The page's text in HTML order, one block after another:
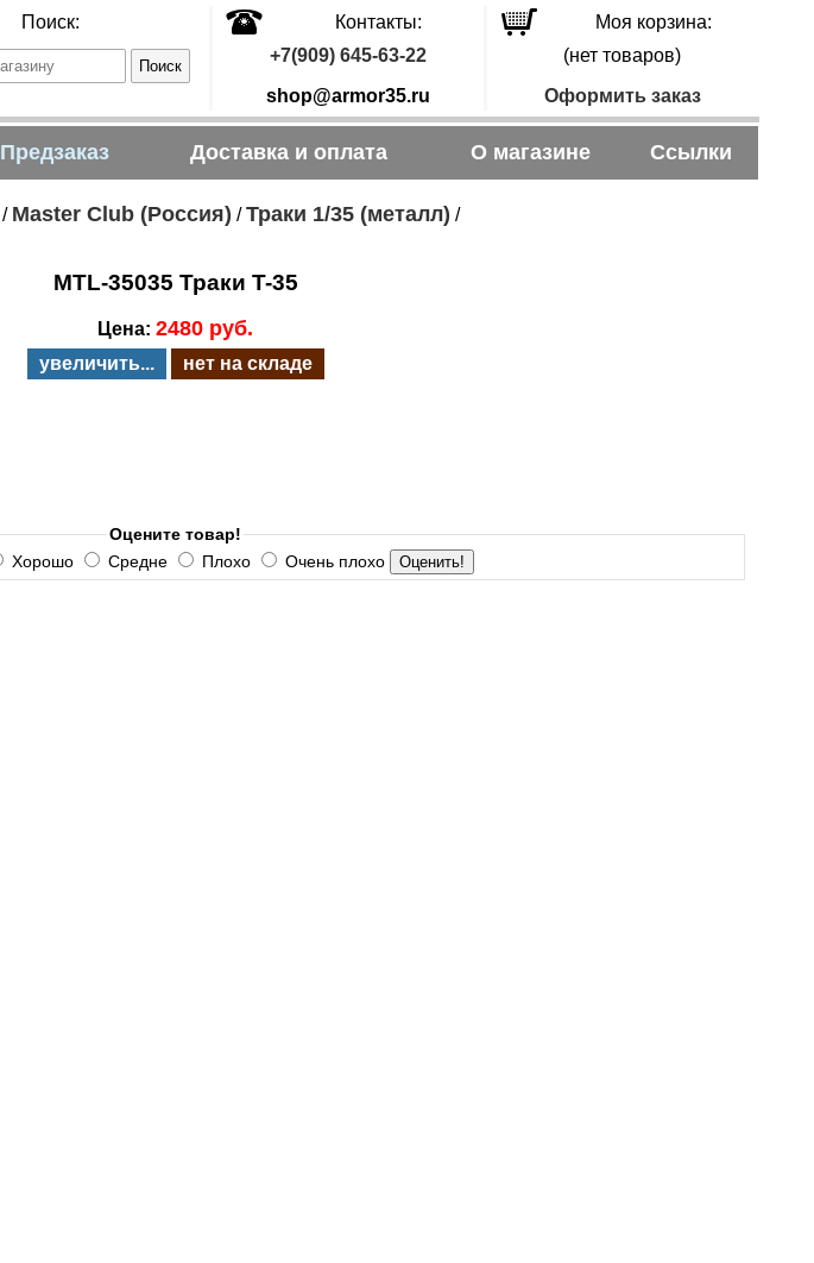
Поиск: Контакты:
Моя корзина:
+7(909) 645-63-22
shop@armor35.ru
(нет товаров)
Оформить заказ
Предзаказ Доставка и оплата О магазине Ссылки
/ Master Club (Россия) /Траки 1/35 (металл) /
MTL-35035 Траки T-35
Цена: 2480 руб.
увеличить...
нет на складе
Оцените товар!
Хорошо Средне Плохо Очень плохо